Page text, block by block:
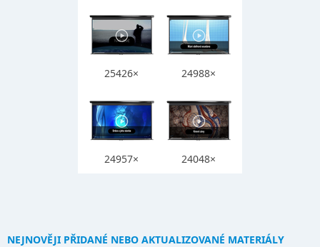
25426× 24988×
24957× 24048×
NEJNOVĚJI PŘIDANÉ NEBO AKTUALIZOVANÉ MATERIÁLY